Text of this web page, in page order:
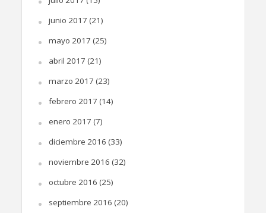
junio 2017 (21)
mayo 2017 (25)
abril 2017 (21)
marzo 2017 (23)
febrero 2017 (14)
enero 2017 (7)
diciembre 2016 (33)
noviembre 2016 (32)
octubre 2016 (25)
septiembre 2016 (20)